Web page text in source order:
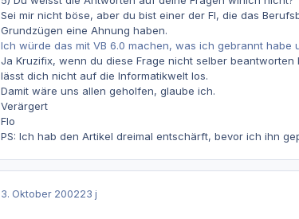
Sei mir nicht böse, aber du bist einer der FI, die das
Grundzügen eine Ahnung haben.
Ich würde das mit VB 6.0 machen, was ich gebrannt
Ja Kruzifix, wenn du diese Frage nicht selber
lässt dich nicht auf die Informatikwelt los.
Damit wäre uns allen geholfen, glaube ich.
Verärgert
Flo
PS: Ich hab den Artikel dreimal entschärft, bevor ich ihn
3. Oktober 200223 j